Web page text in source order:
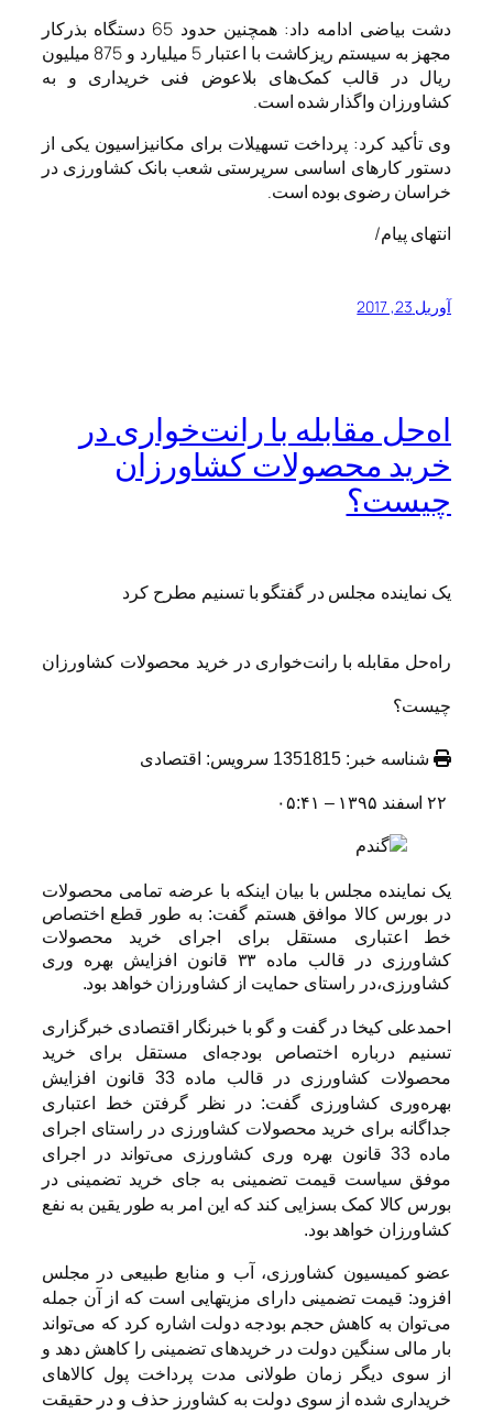
دشت بیاضی ادامه داد: همچنین حدود 65 دستگاه بذرکار
مجهز به سیستم ریزکاشت با اعتبار 5 میلیارد و 875 میلیون
ریال در قالب کمک‌های بلاعوض فنی خریداری و به
کشاورزان واگذار شده است.
وی تأکید کرد: پرداخت تسهیلات برای مکانیزاسیون یکی از
دستور کارهای اساسی سرپرستی شعب بانک کشاورزی در
خراسان رضوی بوده است.
انتهای پیام/
آوریل 23, 2017
اه‌حل مقابله با رانت‌خواری در
خرید محصولات کشاورزان
چیست؟
یک نماینده مجلس در گفتگو با تسنیم مطرح کرد
راه‌حل مقابله با رانت‌خواری در خرید محصولات کشاورزان
چیست؟
شناسه خبر: 1351815 سرویس: اقتصادی
یک نماینده مجلس با بیان اینکه با عرضه تمامی محصولات
در بورس کالا موافق هستم گفت: به طور قطع اختصاص
خط اعتباری مستقل برای اجرای خرید محصولات
کشاورزی در قالب ماده ۳۳ قانون افزایش بهره وری
کشاورزی،در راستای حمایت از کشاورزان خواهد بود.
احمدعلی کیخا در گفت و گو با خبرنگار اقتصادی خبرگزاری
تسنیم درباره اختصاص بودجه‌ای مستقل برای خرید
محصولات کشاورزی در قالب ماده 33 قانون افزایش
بهره‌وری کشاورزی گفت: در نظر گرفتن خط اعتباری
جداگانه برای خرید محصولات کشاورزی در راستای اجرای
ماده 33 قانون بهره وری کشاورزی می‌تواند در اجرای
موفق سیاست قیمت تضمینی به جای خرید تضمینی در
بورس کالا کمک بسزایی کند که این امر به طور یقین به نفع
کشاورزان خواهد بود.
عضو کمیسیون کشاورزی، آب و منابع طبیعی در مجلس
افزود: قیمت تضمینی دارای مزیتهایی است که از آن جمله
می‌توان به کاهش حجم بودجه دولت اشاره کرد که می‌تواند
بار مالی سنگین دولت در خریدهای تضمینی را کاهش ‌دهد و
از سوی دیگر زمان طولانی مدت پرداخت پول کالاهای
خریداری‌ شده از سوی دولت به کشاورز حذف و در حقیقت